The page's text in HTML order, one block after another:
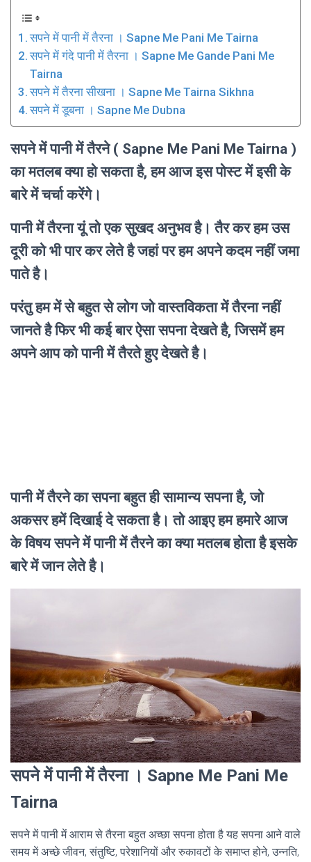
सपने में पानी में तैरना । Sapne Me Pani Me Tairna
सपने में गंदे पानी में तैरना । Sapne Me Gande Pani Me
Tairna
सपने में तैरना सीखना । Sapne Me Tairna Sikhna
सपने में डूबना । Sapne Me Dubna
सपने में पानी में तैरने ( Sapne Me Pani Me Tairna )
का मतलब क्या हो सकता है, हम आज इस पोस्ट में इसी के
बारे में चर्चा करेंगे।
पानी में तैरना यूं तो एक सुखद अनुभव है। तैर कर हम उस
दूरी को भी पार कर लेते है जहां पर हम अपने कदम नहीं जमा
पाते है।
परंतु हम में से बहुत से लोग जो वास्तविकता में तैरना नहीं
जानते है फिर भी कई बार ऐसा सपना देखते है, जिसमें हम
अपने आप को पानी में तैरते हुए देखते है।
पानी में तैरने का सपना बहुत ही सामान्य सपना है, जो
अकसर हमें दिखाई दे सकता है। तो आइए हम हमारे आज
के विषय सपने में पानी में तैरने का क्या मतलब होता है इसके
बारे में जान लेते है।
सपने में पानी में तैरना । Sapne Me Pani Me
Tairna
सपने में पानी में आराम से तैरना बहुत अच्छा सपना होता है यह सपना आने वाले
समय में अच्छे जीवन, संतुष्टि, परेशानियों और रुकावटों के समाप्त होने, उन्नति,